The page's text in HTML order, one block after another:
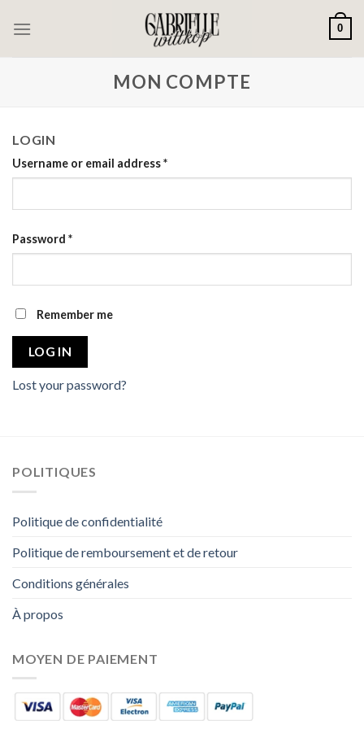
0
MON COMPTE
LOGIN
Username or email address*
Password *
Remember me
LOG IN
Lost your password?
POLITIQUES
Politique de confidentialité
Politique de remboursement et de retour
Conditions générales
À propos
MOYEN DE PAIEMENT